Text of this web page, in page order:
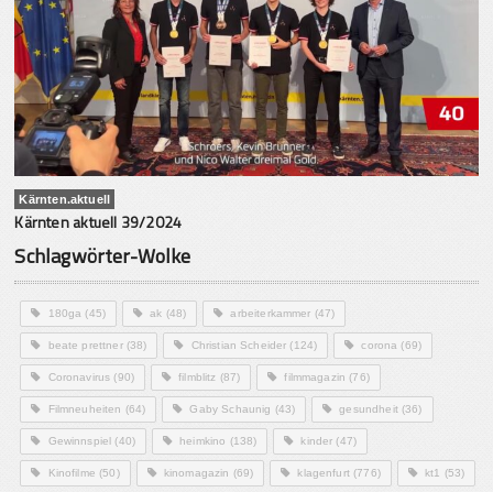
Kärnten.aktuell
Kärnten aktuell 39/2024
Schlagwörter-Wolke
180ga (45) ak (48) arbeiterkammer (47)
beate prettner(38) Christian Scheider (124) corona (69)
Coronavirus (90) filmblitz (87) filmmagazin (76)
Filmneuheiten (64) Gaby Schaunig (43) gesundheit(36)
Gewinnspiel (40) heimkino (138) kinder (47)
Kinofilme (50) kinomagazin (69) klagenfurt(776) kt1 (53)